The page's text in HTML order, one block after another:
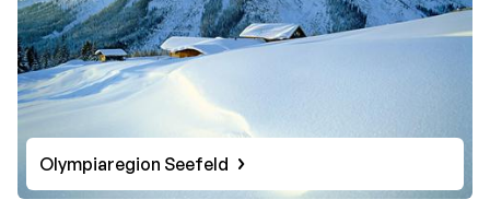
Olympiaregion Seefeld